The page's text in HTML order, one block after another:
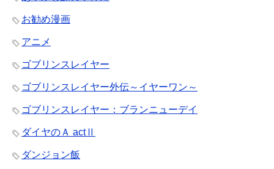
お勧め漫画
アニメ
ゴブリンスレイヤー
ゴブリンスレイヤー外伝～イヤーワン～
ゴブリンスレイヤー：ブランニューデイ
ダイヤのＡ actⅡ
ダンジョン飯